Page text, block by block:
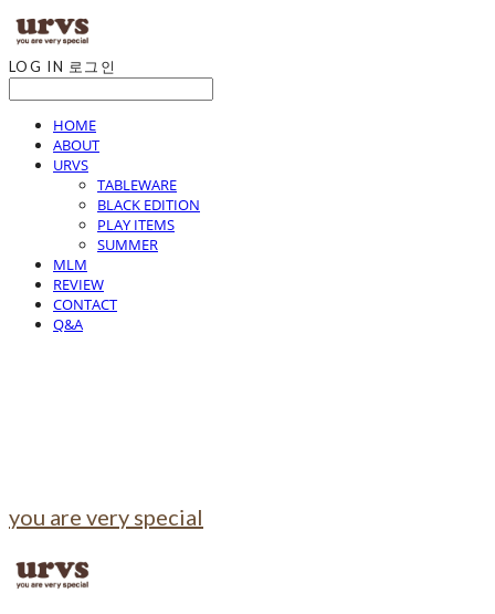
LOG IN 로그인
HOME
ABOUT
URVS
TABLEWARE
BLACK EDITION
PLAY ITEMS
SUMMER
MLM
REVIEW
CONTACT
Q&A
you are very special